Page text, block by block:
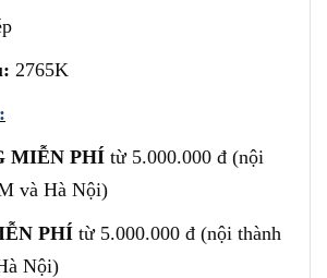
2765K
MIỄN PHÍ từ 5.000.000 đ (nội
và Hà Nội)
PHÍ từ 5.000.000 đ (nội thành
Nội)